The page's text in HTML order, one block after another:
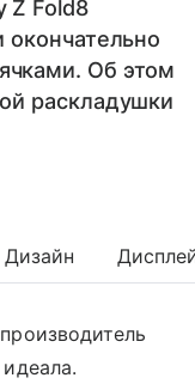
Z Fold8
окончательно
Об этом
раскладушки
Дизайн